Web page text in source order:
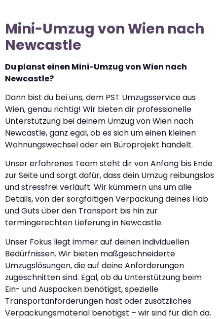
Mini-Umzug von Wien nach
Newcastle
Du planst einen Mini-Umzug von Wien nach
Newcastle?
Dann bist du bei uns, dem PST Umzugsservice aus
Wien, genau richtig! Wir bieten dir professionelle
Unterstützung bei deinem Umzug von Wien nach
Newcastle, ganz egal, ob es sich um einen kleinen
Wohnungswechsel oder ein Büroprojekt handelt.
Unser erfahrenes Team steht dir von Anfang bis Ende
zur Seite und sorgt dafür, dass dein Umzug reibungslos
und stressfrei verläuft. Wir kümmern uns um alle
Details, von der sorgfältigen Verpackung deines Hab
und Guts über den Transport bis hin zur
termingerechten Lieferung in Newcastle.
Unser Fokus liegt immer auf deinen individuellen
Bedürfnissen. Wir bieten maßgeschneiderte
Umzugslösungen, die auf deine Anforderungen
zugeschnitten sind. Egal, ob du Unterstützung beim
Ein- und Auspacken benötigst, spezielle
Transportanforderungen hast oder zusätzliches
Verpackungsmaterial benötigst – wir sind für dich da.